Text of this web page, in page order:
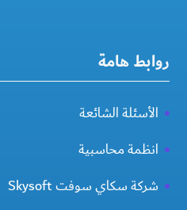
روابط هامة
الأسئلة الشائعة
انظمة محاسبية
شركة سكاي سوفت Skysoft